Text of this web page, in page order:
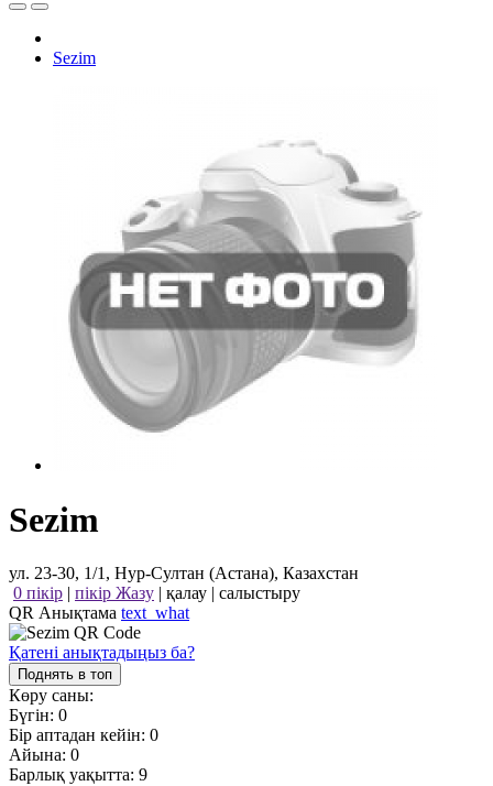
Sezim
Sezim
ул. 23-30, 1/1, Нур-Султан (Астана), Казахстан
0 пікір | пікір Жазу | қалау | салыстыру
QR Анықтама text_what
Қатені анықтадыңыз ба?
Поднять в топ
Көру саны:
Бүгін: 0
Бір аптадан кейін: 0
Айына: 0
Барлық уақытта: 9